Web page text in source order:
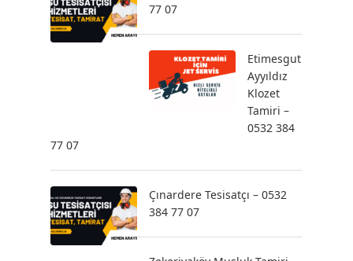
77 07
Etimesgut
Ayyıldız
Klozet
Tamiri –
0532 384
77 07
Çınardere Tesisatçı – 0532
384 77 07